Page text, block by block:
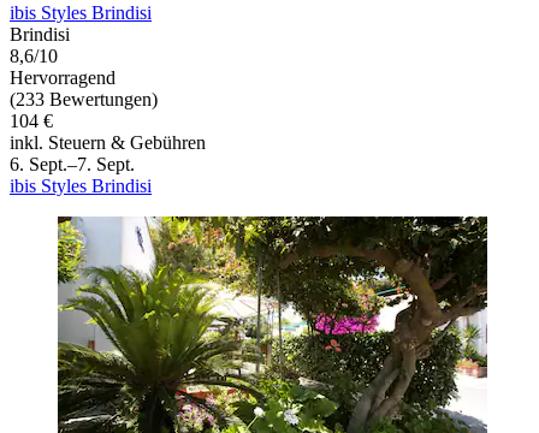
ibis Styles Brindisi
Brindisi
8,6/10
Hervorragend
(233 Bewertungen)
104 €
inkl. Steuern & Gebühren
6. Sept.–7. Sept.
ibis Styles Brindisi